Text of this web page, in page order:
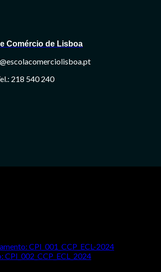
Comércio de Lisboa
218 540 240
CPI_001_CCP_ECL-2024